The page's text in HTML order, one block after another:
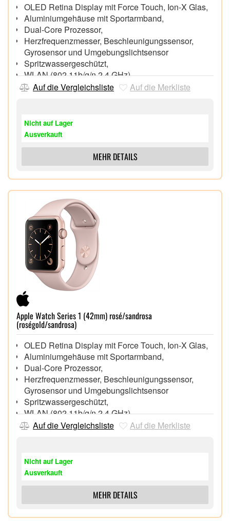
OLED Retina Display mit Force Touch, Ion-X Glas,
Aluminiumgehäuse mit Sportarmband,
Dual-Core Prozessor,
Herzfrequenzmesser, Beschleunigungssensor,
Gyrosensor und Umgebungslichtsensor
Spritzwassergeschützt,
WLAN (802.11b/g/n 2,4 GHz),
Bluetooth 4.0,
Bis zu 18 Stunden Batterielaufzeit, Magnetisches
Ladekabel,
Auf die Vergleichsliste Auf die Merkliste
Nicht auf Lager
Ausverkauft
MEHR DETAILS
Apple Watch Series 1 (42mm) rosé/sandrosa
(roségold/sandrosa)
OLED Retina Display mit Force Touch, Ion-X Glas,
Aluminiumgehäuse mit Sportarmband,
Dual-Core Prozessor,
Herzfrequenzmesser, Beschleunigungssensor,
Gyrosensor und Umgebungslichtsensor
Spritzwassergeschützt,
WLAN (802.11b/g/n 2,4 GHz),
Bluetooth 4.0,
Bis zu 18 Stunden Batterielaufzeit, Magnetisches
Ladekabel,
Auf die Vergleichsliste Auf die Merkliste
Nicht auf Lager
Ausverkauft
MEHR DETAILS